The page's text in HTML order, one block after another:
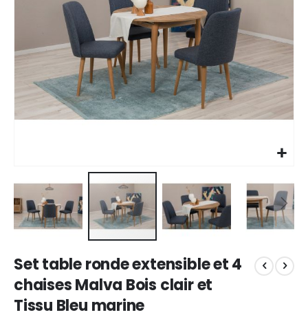
to
the
beginning
of
Set table ronde extensible et 4
chaises Malva Bois clair et
Tissu Bleu marine